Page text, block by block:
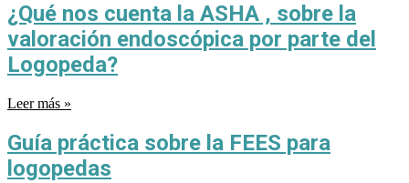
¿Qué nos cuenta la ASHA , sobre la
valoración endoscópica por parte del
Logopeda?
Leer más »
Guía práctica sobre la FEES para
logopedas